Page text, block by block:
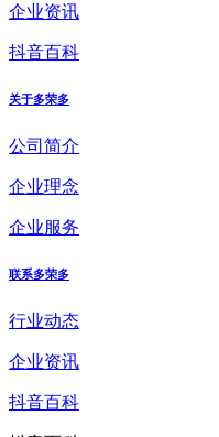
企业资讯
抖音百科
关于多荣多
公司简介
企业理念
企业服务
联系多荣多
行业动态
企业资讯
抖音百科